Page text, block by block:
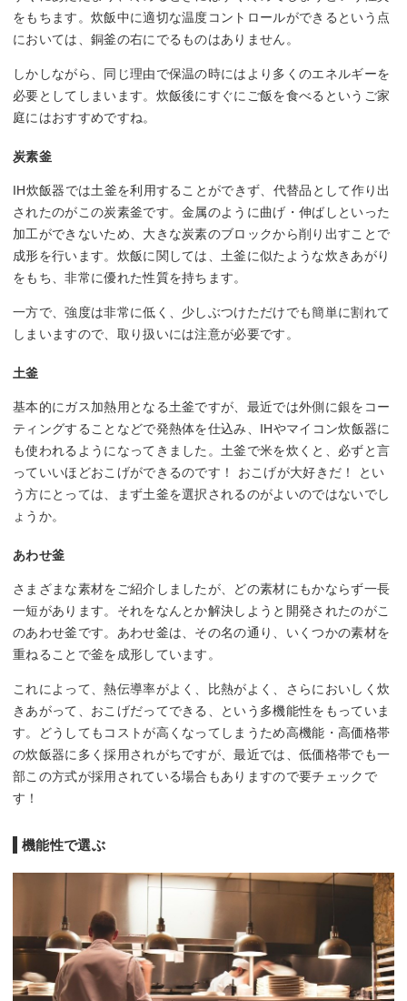
をもちます。炊飯中に適切な温度コントロールができるという点
においては、銅釜の右にでるものはありません。
しかしながら、同じ理由で保温の時にはより多くのエネルギーを
必要としてしまいます。炊飯後にすぐにご飯を食べるというご家
庭にはおすすめですね。
炭素釜
IH炊飯器では土釜を利用することができず、代替品として作り出
されたのがこの炭素釜です。金属のように曲げ・伸ばしといった
加工ができないため、大きな炭素のブロックから削り出すことで
成形を行います。炊飯に関しては、土釜に似たような炊きあがり
をもち、非常に優れた性質を持ちます。
一方で、強度は非常に低く、少しぶつけただけでも簡単に割れて
しまいますので、取り扱いには注意が必要です。
土釜
基本的にガス加熱用となる土釜ですが、最近では外側に銀をコー
ティングすることなどで発熱体を仕込み、IHやマイコン炊飯器に
も使われるようになってきました。土釜で米を炊くと、必ずと言
っていいほどおこげができるのです！ おこげが大好きだ！ とい
う方にとっては、まず土釜を選択されるのがよいのではないでし
ょうか。
あわせ釜
さまざまな素材をご紹介しましたが、どの素材にもかならず一長
一短があります。それをなんとか解決しようと開発されたのがこ
のあわせ釜です。あわせ釜は、その名の通り、いくつかの素材を
重ねることで釜を成形しています。
これによって、熱伝導率がよく、比熱がよく、さらにおいしく炊
きあがって、おこげだってできる、という多機能性をもっていま
す。どうしてもコストが高くなってしまうため高機能・高価格帯
の炊飯器に多く採用されがちですが、最近では、低価格帯でも一
部この方式が採用されている場合もありますので要チェックで
す！
機能性で選ぶ